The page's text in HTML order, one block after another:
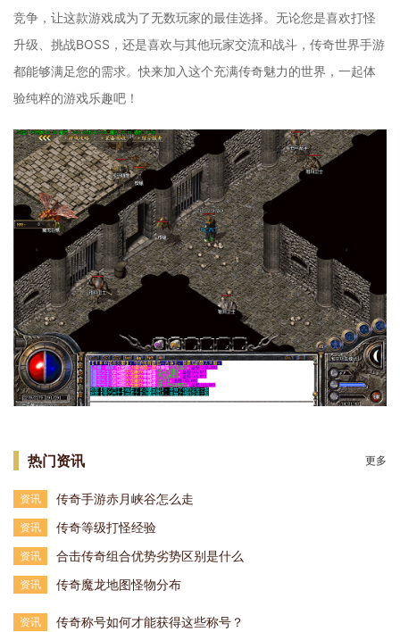
竞争，让这款游戏成为了无数玩家的最佳选择。无论您是喜欢打怪
升级、挑战BOSS，还是喜欢与其他玩家交流和战斗，传奇世界手游
都能够满足您的需求。快来加入这个充满传奇魅力的世界，一起体
验纯粹的游戏乐趣吧！
热门资讯 更多
资讯 传奇手游赤月峡谷怎么走
资讯 传奇等级打怪经验
资讯 合击传奇组合优势劣势区别是什么
资讯 传奇魔龙地图怪物分布
资讯 传奇称号如何才能获得这些称号？